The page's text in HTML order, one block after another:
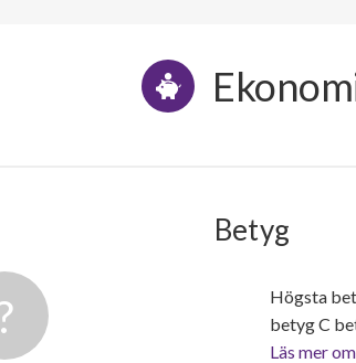
Betyg
Högsta
betyg C
Läs mer